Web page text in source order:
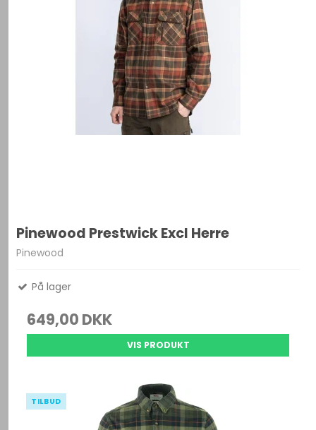
Pinewood Prestwick Excl Herre
Pinewood
På lager
649,00 DKK
VIS PRODUKT
TILBUD